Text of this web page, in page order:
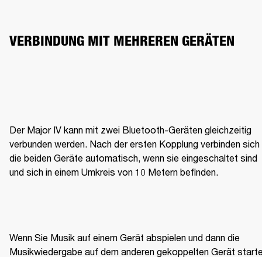
VERBINDUNG MIT MEHREREN GERÄTEN
Der Major IV kann mit zwei Bluetooth-Geräten gleichzeitig
verbunden werden. Nach der ersten Kopplung verbinden sich
die beiden Geräte automatisch, wenn sie eingeschaltet sind
und sich in einem Umkreis von 10 Metern befinden.
Wenn Sie Musik auf einem Gerät abspielen und dann die
Musikwiedergabe auf dem anderen gekoppelten Gerät